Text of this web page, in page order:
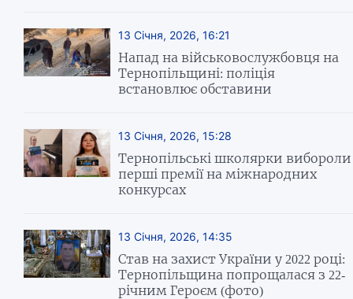
13 Січня, 2026, 16:21
Напад на військовослужбовця на
Тернопільщині: поліція
встановлює обставини
13 Січня, 2026, 15:28
Тернопільські школярки вибороли
перші премії на міжнародних
конкурсах
13 Січня, 2026, 14:35
Став на захист України у 2022 році:
Тернопільщина попрощалася з 22-
річним Героєм (фото)